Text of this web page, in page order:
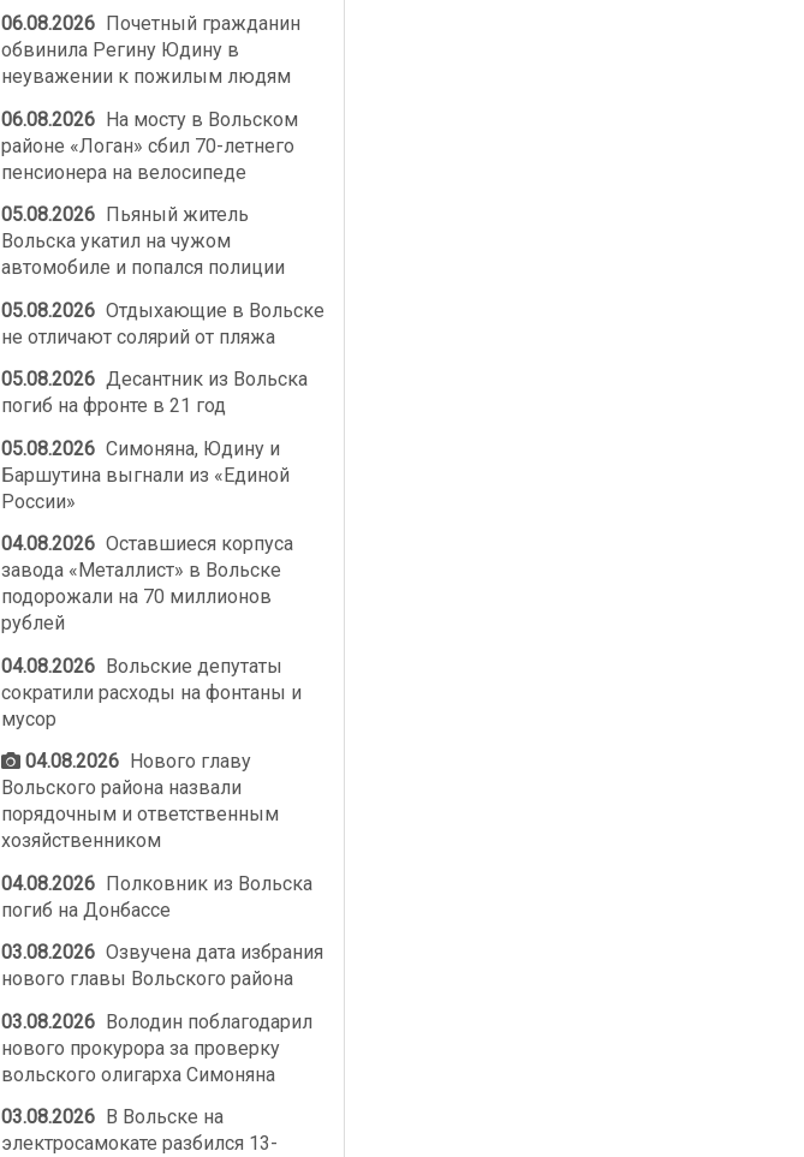
06.08.2026
Почетный гражданин
обвинила Регину Юдину в
неуважении к пожилым людям
06.08.2026 На мосту в Вольском
районе «Логан» сбил 70-летнего
пенсионера на велосипеде
05.08.2026
Пьяный житель
Вольска укатил на чужом
автомобиле и попался полиции
05.08.2026 Отдыхающие в Вольске
не отличают солярий от пляжа
05.08.2026 Десантник из Вольска
погиб на фронте в 21 год
05.08.2026 Симоняна, Юдину и
Баршутина выгнали из «Единой
России»
04.08.2026 Оставшиеся корпуса
завода «Металлист» в Вольске
подорожали на 70 миллионов
рублей
04.08.2026 Вольские депутаты
сократили расходы на фонтаны и
мусор
04.08.2026
Нового главу
Вольского района назвали
порядочным и ответственным
хозяйственником
04.08.2026 Полковник из Вольска
погиб на Донбассе
03.08.2026 Озвучена дата избрания
нового главы Вольского района
03.08.2026 Володин поблагодарил
нового прокурора за проверку
вольского олигарха Симоняна
03.08.2026
В Вольске на
электросамокате разбился 13-